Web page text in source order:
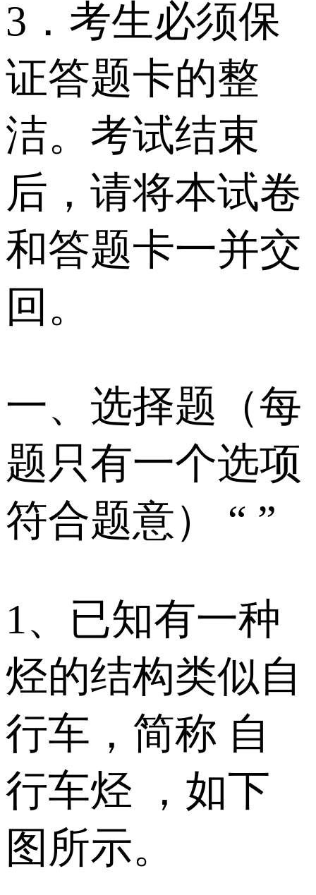
3．考生必须保
证答题卡的整
洁。考试结束
后，请将本试卷
和答题卡一并交
回。
一、选择题（每
题只有一个选项
符合题意） “ ”
1、已知有一种
烃的结构类似自
行车，简称 自
行车烃 ，如下
图所示。